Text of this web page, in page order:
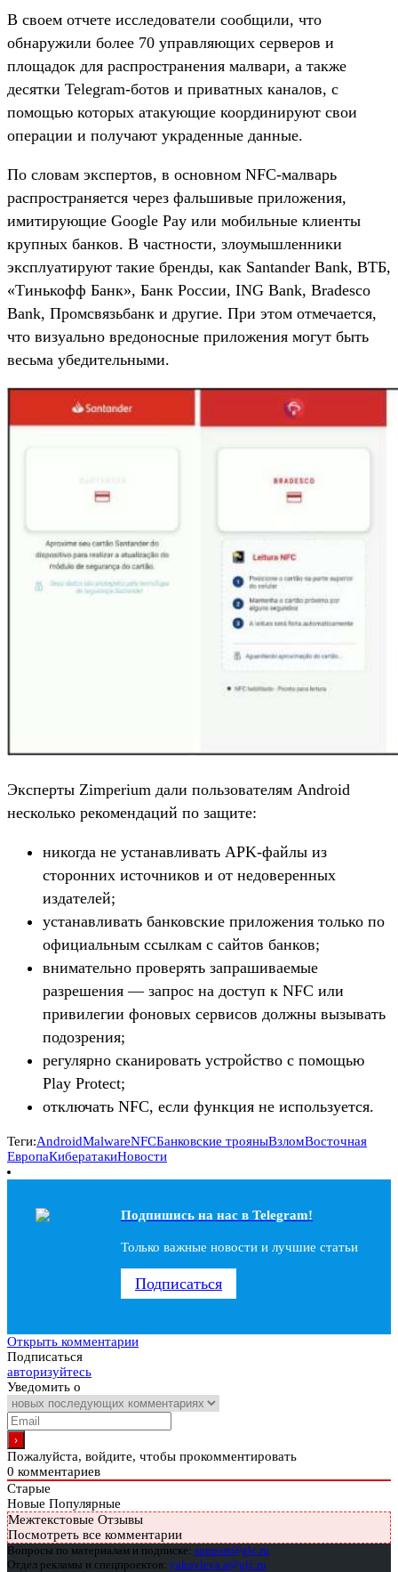
В своем отчете исследователи сообщили, что
обнаружили более 70 управляющих серверов и
площадок для распространения малвари, а также
десятки Telegram-ботов и приватных каналов, с
помощью которых атакующие координируют свои
операции и получают украденные данные.
По словам экспертов, в основном NFC-малварь
распространяется через фальшивые приложения,
имитирующие Google Pay или мобильные клиенты
крупных банков. В частности, злоумышленники
эксплуатируют такие бренды, как Santander Bank, ВТБ,
«Тинькофф Банк», Банк России, ING Bank, Bradesco
Bank, Промсвязьбанк и другие. При этом отмечается,
что визуально вредоносные приложения могут быть
весьма убедительными.
Эксперты Zimperium дали пользователям Android
несколько рекомендаций по защите:
никогда не устанавливать APK-файлы из
сторонних источников и от недоверенных
издателей;
устанавливать банковские приложения только по
официальным ссылкам с сайтов банков;
внимательно проверять запрашиваемые
разрешения — запрос на доступ к NFC или
привилегии фоновых сервисов должны вызывать
подозрения;
регулярно сканировать устройство с помощью
Play Protect;
отключать NFC, если функция не используется.
Теги:AndroidMalwareNFCБанковские трояныВзломВосточная
ЕвропаКибератакиНовости
Подпишись на наc в Telegram!
Только важные новости и лучшие статьи
Подписаться
Открыть комментарии
Подписаться
авторизуйтесь
Уведомить о
Пожалуйста, войдите, чтобы прокомментировать
0 комментариев
Старые
Новые Популярные
Межтекстовые Отзывы
Посмотреть все комментарии
Вопросы по материалам и подписке: support@glc.ru
Отдел рекламы и спецпроектов: yakovleva.a@glc.ru